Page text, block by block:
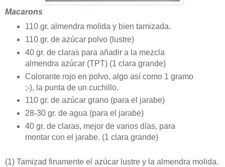
Macarons
110 gr. almendra molida y bien tamizada.
110 gr. de azúcar polvo (lustre)
40 gr. de claras para añadir a la mezcla
almendra azúcar (TPT) (1 clara grande)
Colorante rojo en polvo, algo así como 1 gramo
;-), la punta de un cuchillo.
110 gr. de azúcar grano (para el jarabe)
28-30 gr. de agua (para el jarabe)
40 gr. de claras, mejor de varios días, para
montar con el jarabe. (1 clara grande)
(1) Tamizad finamente el azúcar lustre y la almendra molida.